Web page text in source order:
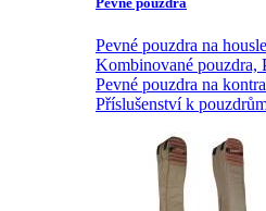
Pevné pouzdra na
Kombinované pouzdra,
Pevné pouzdra na
Příslušenství k